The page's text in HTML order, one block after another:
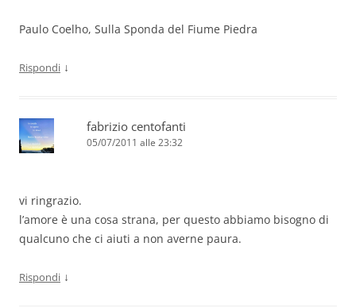
Paulo Coelho, Sulla Sponda del Fiume Piedra
Rispondi ↓
fabrizio centofanti
05/07/2011 alle 23:32
vi ringrazio.
l’amore è una cosa strana, per questo abbiamo bisogno di
qualcuno che ci aiuti a non averne paura.
Rispondi ↓